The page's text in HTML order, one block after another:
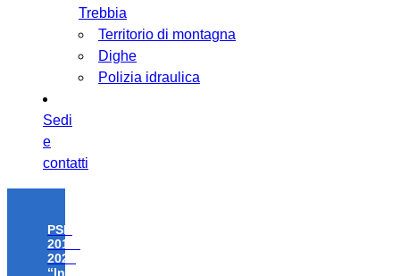
Trebbia
Territorio di montagna
Dighe
Polizia idraulica
Sedi
e
contatti
PSR
2014-
2020
“Investimenti